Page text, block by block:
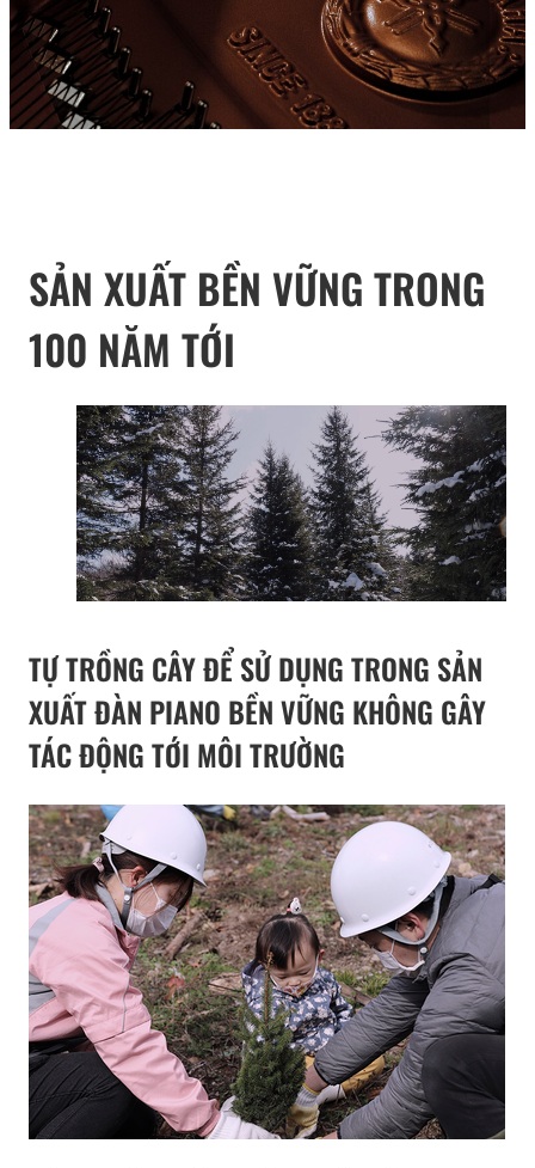
SẢN XUẤT BỀN VỮNG TRONG
100 NĂM TỚI
TỰ TRỒNG CÂY ĐỂ SỬ DỤNG TRONG SẢN
XUẤT ĐÀN PIANO BỀN VỮNG KHÔNG GÂY
TÁC ĐỘNG TỚI MÔI TRƯỜNG